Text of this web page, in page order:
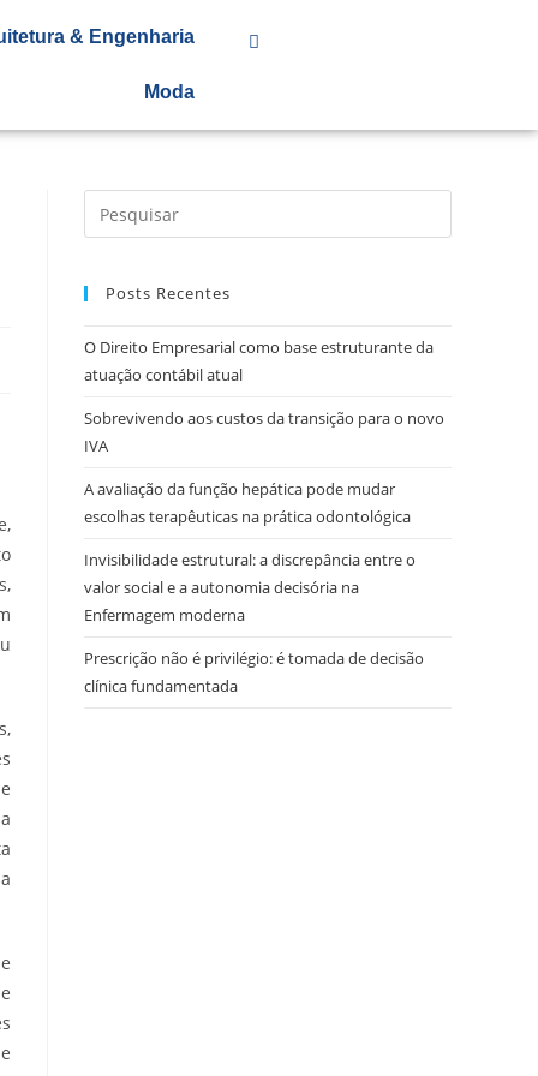
& Engenharia
Moda
Posts Recentes
O Direito Empresarial como base estruturante da
atuação contábil atual
Sobrevivendo aos custos da transição para o novo
IVA
A avaliação da função hepática pode mudar
escolhas terapêuticas na prática odontológica
Invisibilidade estrutural: a discrepância entre o
valor social e a autonomia decisória na
Enfermagem moderna
Prescrição não é privilégio: é tomada de decisão
clínica fundamentada